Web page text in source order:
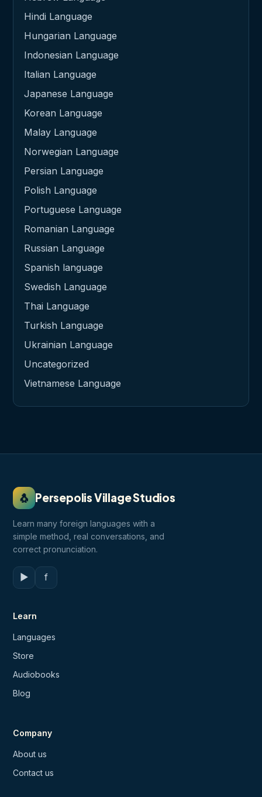
Hindi Language
Hungarian Language
Indonesian Language
Italian Language
Japanese Language
Korean Language
Malay Language
Norwegian Language
Persian Language
Polish Language
Portuguese Language
Romanian Language
Russian Language
Spanish language
Swedish Language
Thai Language
Turkish Language
Ukrainian Language
Uncategorized
Vietnamese Language
🐧 Persepolis Village Studios
Learn many foreign languages with a
simple method, real conversations, and
correct pronunciation.
▶ f
Learn
Languages
Store
Audiobooks
Blog
Company
About us
Contact us